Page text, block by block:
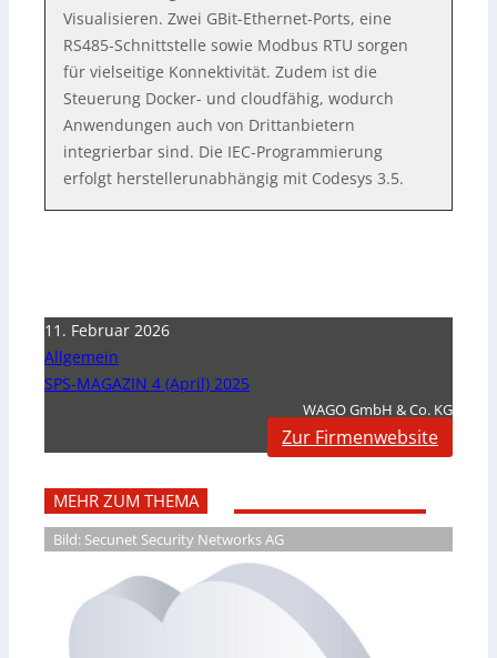
Visualisieren. Zwei GBit-Ethernet-Ports, eine
RS485-Schnittstelle sowie Modbus RTU sorgen
für vielseitige Konnektivität. Zudem ist die
Steuerung Docker- und cloudfähig, wodurch
Anwendungen auch von Drittanbietern
integrierbar sind. Die IEC-Programmierung
erfolgt herstellerunabhängig mit Codesys 3.5.
11. Februar 2026
Allgemein
SPS-MAGAZIN 4 (April) 2025
WAGO GmbH & Co. KG
Zur Firmenwebsite
MEHR ZUM THEMA
Bild: Secunet Security Networks AG